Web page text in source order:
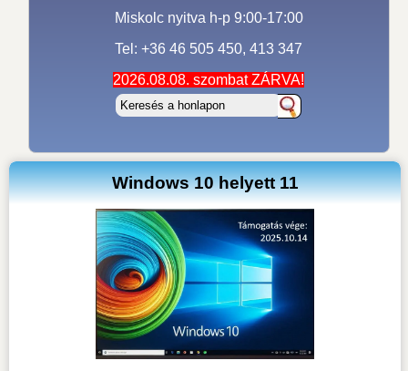
Miskolc nyitva h-p 9:00-17:00
Tel: +36 46 505 450, 413 347
2026.08.08. szombat ZÁRVA!
Windows 10 helyett 11